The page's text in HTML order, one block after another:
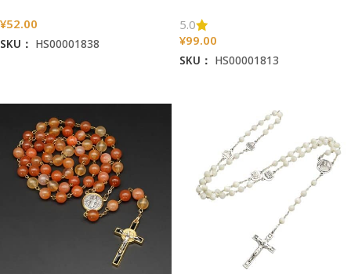
¥52.00
SKU： HS00001838
5.0
¥99.00
SKU： HS00001813